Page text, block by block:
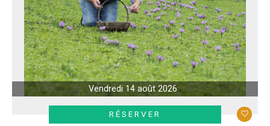
Vendredi 14 août 2026
EN SAVOIR +
RÉSERVER